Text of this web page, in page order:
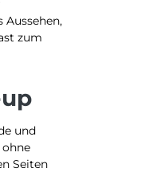
zum
und
Seiten